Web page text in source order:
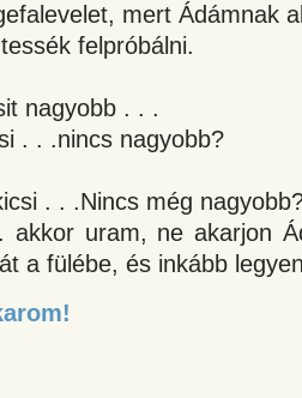
mert Ádámnak
felpróbálni.
nagyobb . . .
. . .nincs nagyobb?
. . .Nincs még
uram, ne akarjon
a fülébe, és inkább